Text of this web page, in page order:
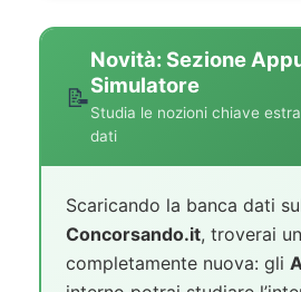
📝
Novità: Sezione
Simulatore
Studia le nozioni chiave
dati
Scaricando la banca dati
Concorsando.it, troverai
completamente nuova: gli